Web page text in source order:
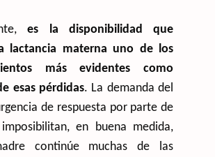
es la disponibilidad que
lactancia materna uno de los
más evidentes como
esas pérdidas. La demanda del
de respuesta por parte de
en buena medida,
continúe muchas de las